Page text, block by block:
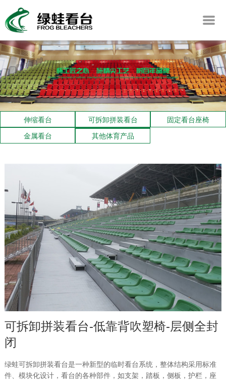
伸缩看台 可拆卸拼装看台
固定看台座椅
金属看台
其他体育产品
可拆卸拼装看台-低靠背吹塑椅-层侧全封
闭
绿蛙可拆卸拼装看台是一种新型的临时看台系统，整体结构采用标准
件、模块化设计，看台的各种部件，如支架，踏板，侧板，护栏，座